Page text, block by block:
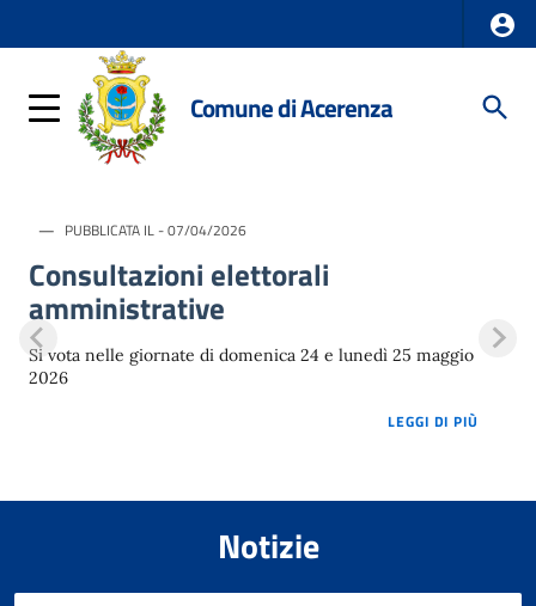
Comune di Acerenza
PUBBLICATA IL - 07/04/2026
Consultazioni elettorali
amministrative
Si vota nelle giornate di domenica 24 e lunedì 25 maggio
2026
LEGGI DI PIÙ
Notizie